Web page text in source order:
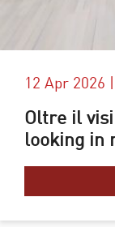
12 Apr 2026
Oltre il
looking in